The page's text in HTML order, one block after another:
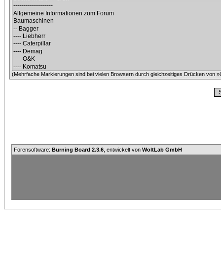
(Mehrfache Markierungen sind bei vielen Browsern durch gleichzeitiges Drücken von
Forensoftware: Burning Board 2.3.6 , entwickelt von WoltLab GmbH